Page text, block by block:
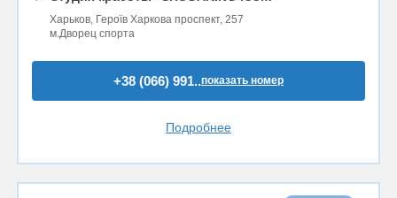
Харьков, Героїв Харкова проспект, 257
м.Дворец спорта
+38 (066) 991..показать номер
Подробнее